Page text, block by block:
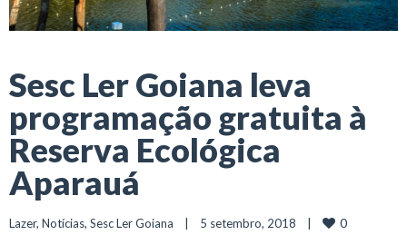
Sesc Ler Goiana leva
programação gratuita à
Reserva Ecológica
Aparauá
Lazer, Notícias, Sesc Ler Goiana
    |    5 setembro, 2018    |
0